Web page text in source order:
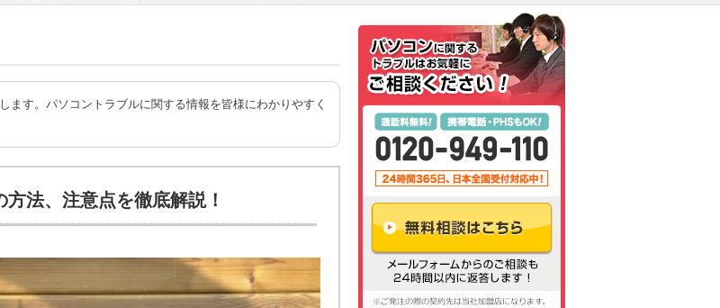
す。パソコントラブルに関する情報を皆様にわかりやすく
法、注意点を徹底解説！